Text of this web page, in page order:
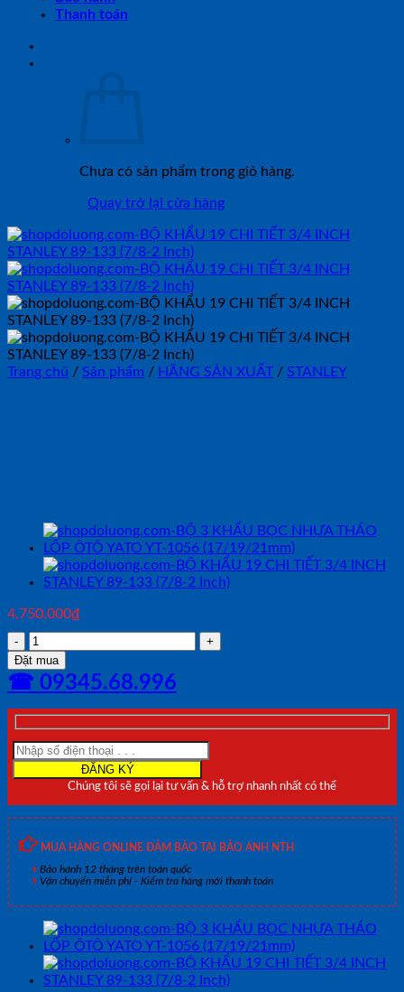
Thanh toán
Chưa có sản phẩm trong giỏ hàng.
Quay trở lại cửa hàng
Trang chủ / Sản phẩm / HÃNG SẢN XUẤT / STANLEY
4,750,000₫
BỘ
KHẨU
19
CHI
TIẾT
3/4
INCH
STANLEY
89-
Inch)
lượng
Đặt mua
☎ 09345.68.996
Chúng tôi sẽ gọi lại tư vấn & hỗ trợ nhanh nhất có thể
MUA HÀNG ONLINE ĐẢM BẢO TẠI BẢO ANH NTH
Bảo hành 12 tháng trên toàn quốc
Vận chuyển miễn phí - Kiểm tra hàng mới thanh toán